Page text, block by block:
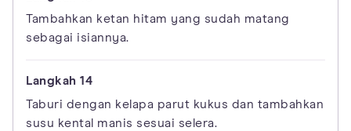
Tambahkan ketan hitam yang sudah matang
sebagai isiannya.
Taburi dengan kelapa parut kukus dan tambahkan
susu kental manis sesuai selera.